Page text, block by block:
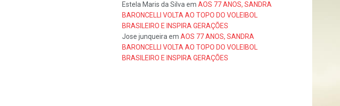
Estela Maris da Silva em AOS 77 ANOS, SANDRA
BARONCELLI VOLTA AO TOPO DO VOLEIBOL
BRASILEIRO E INSPIRA GERAÇÕES
Jose junqueira em AOS 77 ANOS, SANDRA
BARONCELLI VOLTA AO TOPO DO VOLEIBOL
BRASILEIRO E INSPIRA GERAÇÕES